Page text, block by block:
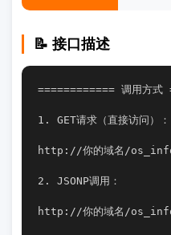
📝 接口描述
============ 调用方式
1. GET请求（直接访问）：
http://你的域名/
2. JSONP调用：
http://你的域名/